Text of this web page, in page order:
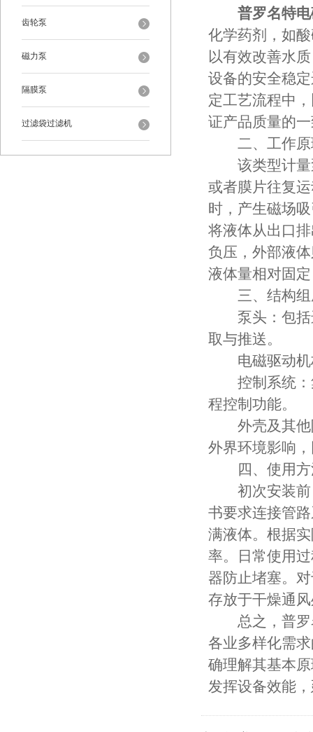
齿轮泵
磁力泵
隔膜泵
过滤袋过滤机
普罗名特
化学药剂，如
以有效改善水
设备的安全稳
定工艺流程中
证产品质量的
二、工作原
该类型计量泵
或者膜片往复
时，产生磁场
将液体从出口
负压，外部液
液体量相对固
三、结构组
泵头：包括
取与推送。
电磁驱动机
控制系统：集
程控制功能。
外壳及其他附
外界环境影响
四、使用方
初次安装前，
书要求连接管
满液体。根据
率。日常使用
器防止堵塞。
存放于干燥通
总之，普罗名
各业多样化需
确理解其基本
发挥设备效能